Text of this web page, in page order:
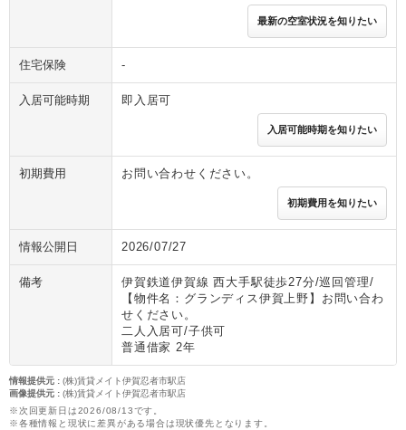
最新の空室状況を知りたい
住宅保険 -
入居可能時期 即入居可
入居可能時期を知りたい
初期費用 お問い合わせください。
初期費用を知りたい
情報公開日 2026/07/27
備考
伊賀鉄道伊賀線 西大手駅徒歩27分/巡回管理/
【物件名：グランディス伊賀上野】お問い合わ
せください。
二人入居可/子供可
普通借家 2年
情報提供元 : (株)賃貸メイト伊賀忍者市駅店
画像提供元 : (株)賃貸メイト伊賀忍者市駅店
※次回更新日は2026/08/13です。
※各種情報と現状に差異がある場合は現状優先となります。